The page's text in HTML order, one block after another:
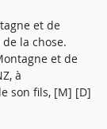
et de
la chose.
et de
à
son fils, [M] [D]